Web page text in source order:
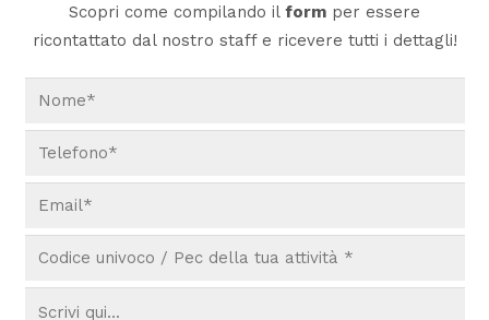
Scopri come compilando il form per essere
ricontattato dal nostro staff e ricevere tutti i dettagli!